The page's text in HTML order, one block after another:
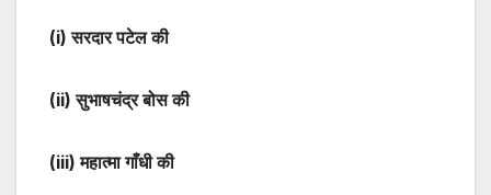
(i) सरदार पटेल की
(ii) सुभाषचंद्र बोस की
(iii) महात्मा गाँधी की